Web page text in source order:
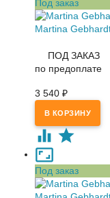
Под заказ
Martina
ПОД ЗАКАЗ
по предоплате
3 540 ₽
Под заказ